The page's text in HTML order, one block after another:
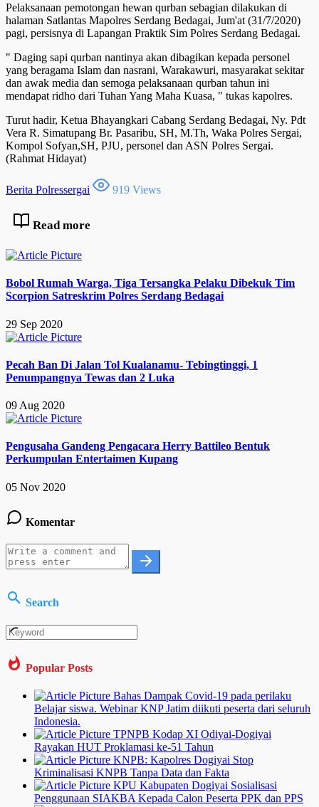
Pelaksanaan pemotongan hewan qurban sebagian dilakukan di
halaman Satlantas Mapolres Serdang Bedagai, Jum'at (31/7/2020)
pagi, persisnya di Lapangan Praktik Sim Polres Serdang Bedagai.
" Daging sapi qurban nantinya akan dibagikan kepada personel
yang beragama Islam dan nasrani, Warakawuri, masyarakat sekitar
dan awak media dan semoga pelaksanaan qurban tahun ini
mendapat ridho dari Tuhan Yang Maha Kuasa, " tukas kapolres.
Turut hadir, Ketua Bhayangkari Cabang Serdang Bedagai, Ny. Pdt
Vera R. Simatupang Br. Pasaribu, SH, M.Th, Waka Polres Sergai,
Kompol Sofyan,SH, PJU, personel dan ASN Polres Sergai.
(Rahmat Hidayat)
Berita Polressergai 919 Views
Read more
Bobol Rumah Warga, Tiga Tersangka Pelaku Dibekuk Tim
Scorpion Satreskrim Polres Serdang Bedagai
29 Sep 2020
Pecah Ban Di Jalan Tol Kualanamu- Tebingtinggi, 1
Penumpangnya Tewas dan 2 Luka
09 Aug 2020
Pengusaha Gandeng Pengacara Herry Battileo Bentuk
Perkumpulan Entertaimen Kupang
05 Nov 2020
Komentar
Search
Popular Posts
Bahas Dampak Covid-19 pada perilaku
Belajar siswa. Webinar KNP Jatim diikuti peserta dari seluruh
Indonesia.
TPNPB Kodap XI Odiyai-Dogiyai
Rayakan HUT Proklamasi ke-51 Tahun
KNPB: Kapolres Dogiyai Stop
Kriminalisasi KNPB Tanpa Data dan Fakta
KPU Kabupaten Dogiyai Sosialisasi
Penggunaan SIAKBA Kepada Calon Peserta PPK dan PPS